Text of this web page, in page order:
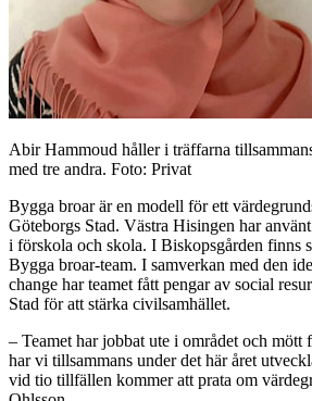
Abir Hammoud håller i träffarna
med tre andra. Foto: Privat
Bygga broar är en modell för ett
Göteborgs Stad. Västra Hisingen har
i förskola och skola. I Biskopsgården finns
Bygga broar-team. I samverkan med den
change har teamet fått pengar av social
Stad för att stärka civilsamhället.
– Teamet har jobbat ute i området och mött
har vi tillsammans under det här året
vid tio tillfällen kommer att prata om